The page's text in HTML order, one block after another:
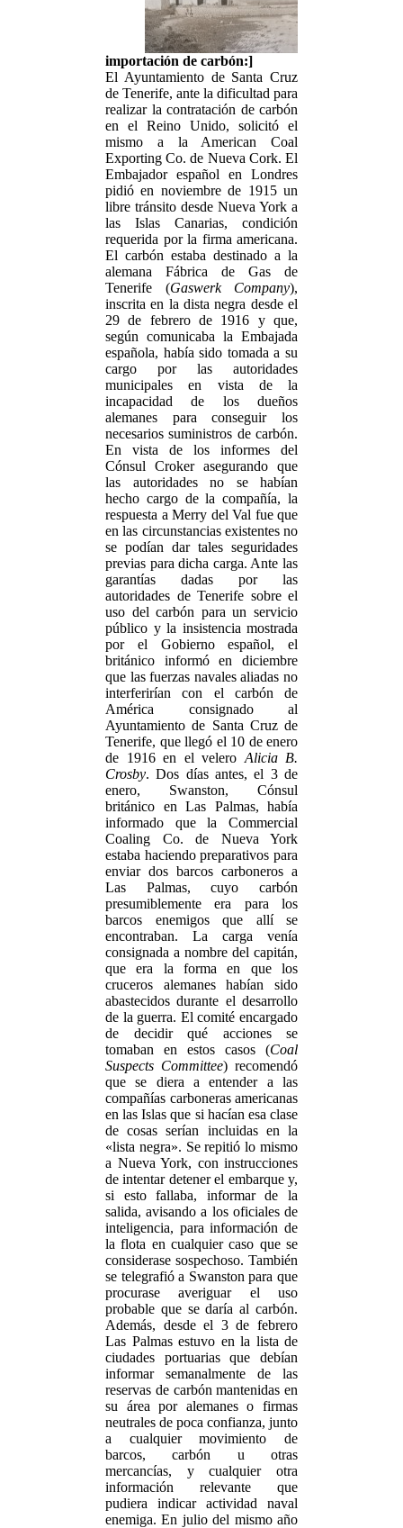
importación de carbón:]
El Ayuntamiento de Santa Cruz
de Tenerife, ante la dificultad para
realizar la contratación de carbón
en el Reino Unido, solicitó el
mismo a la American Coal
Exporting Co. de Nueva Cork. El
Embajador español en Londres
pidió en noviembre de 1915 un
libre tránsito desde Nueva York a
las Islas Canarias, condición
requerida por la firma americana.
El carbón estaba destinado a la
alemana Fábrica de Gas de
Tenerife (Gaswerk Company),
inscrita en la dista negra desde el
29 de febrero de 1916 y que,
según comunicaba la Embajada
española, había sido tomada a su
cargo por las autoridades
municipales en vista de la
incapacidad de los dueños
alemanes para conseguir los
necesarios suministros de carbón.
En vista de los informes del
Cónsul Croker asegurando que
las autoridades no se habían
hecho cargo de la compañía, la
respuesta a Merry del Val fue que
en las circunstancias existentes no
se podían dar tales seguridades
previas para dicha carga. Ante las
garantías dadas por las
autoridades de Tenerife sobre el
uso del carbón para un servicio
público y la insistencia mostrada
por el Gobierno español, el
británico informó en diciembre
que las fuerzas navales aliadas no
interferirían con el carbón de
América consignado al
Ayuntamiento de Santa Cruz de
Tenerife, que llegó el 10 de enero
de 1916 en el velero Alicia B.
Crosby. Dos días antes, el 3 de
enero, Swanston, Cónsul
británico en Las Palmas, había
informado que la Commercial
Coaling Co. de Nueva York
estaba haciendo preparativos para
enviar dos barcos carboneros a
Las Palmas, cuyo carbón
presumiblemente era para los
barcos enemigos que allí se
encontraban. La carga venía
consignada a nombre del capitán,
que era la forma en que los
cruceros alemanes habían sido
abastecidos durante el desarrollo
de la guerra. El comité encargado
de decidir qué acciones se
tomaban en estos casos (Coal
Suspects Committee) recomendó
que se diera a entender a las
compañías carboneras americanas
en las Islas que si hacían esa clase
de cosas serían incluidas en la
«lista negra». Se repitió lo mismo
a Nueva York, con instrucciones
de intentar detener el embarque y,
si esto fallaba, informar de la
salida, avisando a los oficiales de
inteligencia, para información de
la flota en cualquier caso que se
considerase sospechoso. También
se telegrafió a Swanston para que
procurase averiguar el uso
probable que se daría al carbón.
Además, desde el 3 de febrero
Las Palmas estuvo en la lista de
ciudades portuarias que debían
informar semanalmente de las
reservas de carbón mantenidas en
su área por alemanes o firmas
neutrales de poca confianza, junto
a cualquier movimiento de
barcos, carbón u otras
mercancías, y cualquier otra
información relevante que
pudiera indicar actividad naval
enemiga. En julio del mismo año